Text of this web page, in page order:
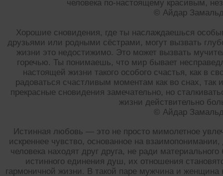
человека по-настоящему красивым,
© Айдар
Хорошие сновидения, где ты наслаждаешься
друзьями или родными сёстрами, могут вызвать
жизни это недостижимо. Это может вызвать
горечью. Ты понимаешь, что мир бывает
настоящей жизни такого особого счастья, как в
радоваться счастливым моментам как во снах, так
прекрасные сновидения замечательно, но
жизни действительно
© Айдар
Истинная любовь — это не просто мимолетное
искреннее чувство, основанное на
человека находят друг друга, не ради
истинного единения душ, их отношения
гармоничной жизни. В такой паре мужчина и женщина